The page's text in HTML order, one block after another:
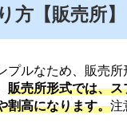
方【販売所】
プルなため、販売
販売所形式では、
割高になります。注